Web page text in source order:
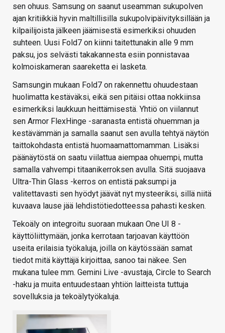
sen ohuus. Samsung on saanut useamman sukupolven
ajan kritiikkiä hyvin maltillisilla sukupolvipäivityksillään ja
kilpailijoista jälkeen jäämisestä esimerkiksi ohuuden
suhteen. Uusi Fold7 on kiinni taitettunakin alle 9 mm
paksu, jos selvästi takakannesta esiin ponnistavaa
kolmoiskameran saareketta ei lasketa.
Samsungin mukaan Fold7 on rakennettu ohuudestaan
huolimatta kestäväksi, eikä sen pitäisi ottaa nokkiinsa
esimerkiksi laukkuun heittämisestä. Yhtiö on viilannut
sen Armor FlexHinge -saranasta entistä ohuemman ja
kestävämmän ja samalla saanut sen avulla tehtyä näytön
taittokohdasta entistä huomaamattomamman. Lisäksi
päänäytöstä on saatu viilattua aiempaa ohuempi, mutta
samalla vahvempi titaanikerroksen avulla. Sitä suojaava
Ultra-Thin Glass -kerros on entistä paksumpi ja
valitettavasti sen hyödyt jäävät nyt mysteeriksi, sillä niitä
kuvaava lause jää lehdistötiedotteessa pahasti kesken.
Tekoäly on integroitu suoraan mukaan One UI 8 -
käyttöliittymään, jonka kerrotaan tarjoavan käyttöön
useita erilaisia työkaluja, joilla on käytössään samat
tiedot mitä käyttäjä kirjoittaa, sanoo tai näkee. Sen
mukana tulee mm. Gemini Live -avustaja, Circle to Search
-haku ja muita entuudestaan yhtiön laitteista tuttuja
sovelluksia ja tekoälytyökaluja.